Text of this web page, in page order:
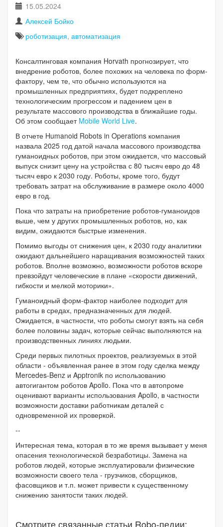
15.05.2024
Алексей Бойко
роботизация, автоматизация
Консалтинговая компания Horvath прогнозирует, что
внедрение роботов, более похожих на человека по форм-
фактору, чем те, что обычно используются на
промышленных предприятиях, будет подкреплено
технологическим прогрессом и падением цен в
результате массового производства в ближайшие годы.
Об этом сообщает Mobile World Live.
В отчете Humanoid Robots in Operations компания
назвала 2025 год датой начала массового производства
гуманоидных роботов, при этом ожидается, что массовый
выпуск снизит цену на устройства с 80 тысяч евро до 48
тысяч евро к 2030 году. Роботы, кроме того, будут
требовать затрат на обслуживание в размере около 4000
евро в год.
Пока что затраты на приобретение роботов-гуманоидов
выше, чем у других промышленных роботов, но, как
видим, ожидаются быстрые изменения.
Помимо выгоды от снижения цен, к 2030 году аналитики
ожидают дальнейшего наращивания возможностей таких
роботов. Вполне возможно, возможности роботов вскоре
превзойдут человеческие в плане «скорости движений,
гибкости и мелкой моторики».
Гуманоидный форм-фактор наиболее подходит для
работы в средах, предназначенных для людей.
Ожидается, в частности, что роботы смогут взять на себя
более половины задач, которые сейчас выполняются на
производственных линиях людьми.
Среди первых пилотных проектов, реализуемых в этой
области - объявленная ранее в этом году сделка между
Mercedes-Benz и Apptronik по использованию
автогигантом роботов Apollo. Пока что в автопроме
оценивают варианты использования Apollo, в частности
возможности доставки работникам деталей с
одновременной их проверкой.
--
Интересная тема, которая в то же время вызывает у меня
опасения технологической безработицы. Замена на
роботов людей, которые эксплуатировали физические
возможности своего тела - грузчиков, сборщиков,
фасовщиков и т.п. может привести к существенному
снижению занятости таких людей.
Смотрите связанные статьи Robo-педии: